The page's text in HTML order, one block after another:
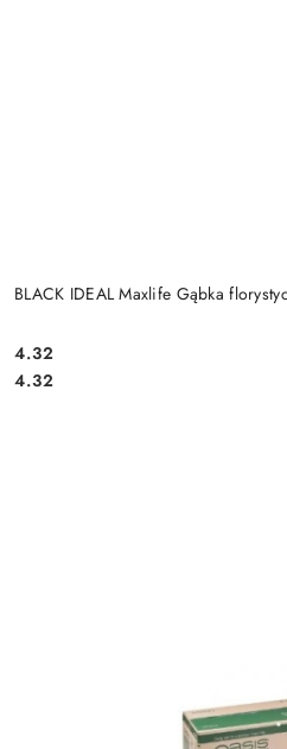
BLACK IDEAL Maxlife Gąbka
Cena:
4.32
Cena:
4.32